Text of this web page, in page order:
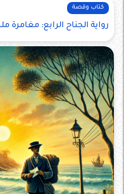
كتاب وقصة
رواية الجناح الرابع: مغامرة